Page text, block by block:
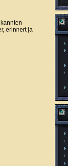
erinnert ja